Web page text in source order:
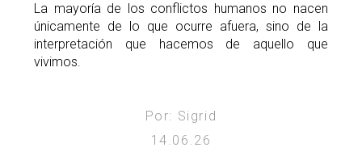
La mayoría de los conflictos humanos no nacen
únicamente de lo que ocurre afuera, sino de la
interpretación que hacemos de aquello que
vivimos.
Por: Sigrid
14.06.26